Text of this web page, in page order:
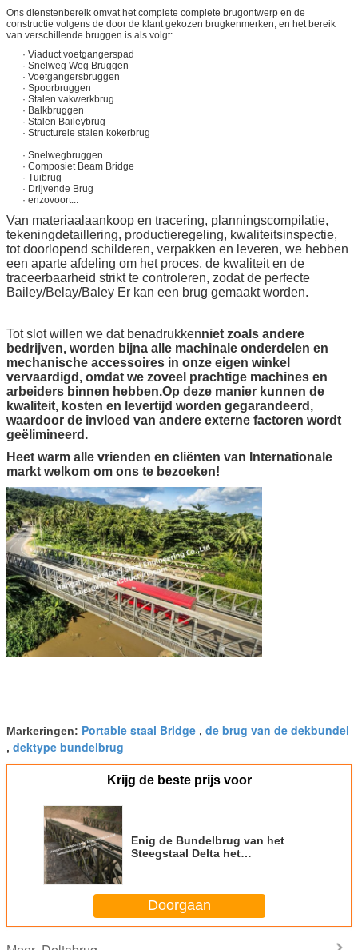
Ons dienstenbereik omvat het complete complete brugontwerp en de
constructie volgens de door de klant gekozen brugkenmerken, en het bereik
van verschillende bruggen is als volgt:
· Viaduct voetgangerspad
· Snelweg Weg Bruggen
· Voetgangersbruggen
· Spoorbruggen
· Stalen vakwerkbrug
· Balkbruggen
· Stalen Baileybrug
· Structurele stalen kokerbrug
· Snelwegbruggen
· Composiet Beam Bridge
· Tuibrug
· Drijvende Brug
· enzovoort...
Van materiaalaankoop en tracering, planningscompilatie,
tekeningdetaillering, productieregeling, kwaliteitsinspectie,
tot doorlopend schilderen, verpakken en leveren, we hebben
een aparte afdeling om het proces, de kwaliteit en de
traceerbaarheid strikt te controleren, zodat de perfecte
Bailey/Belay/Baley Er kan een brug gemaakt worden.
Tot slot willen we dat benadrukkenniet zoals andere
bedrijven, worden bijna alle machinale onderdelen en
mechanische accessoires in onze eigen winkel
vervaardigd, omdat we zoveel prachtige machines en
arbeiders binnen hebben.Op deze manier kunnen de
kwaliteit, kosten en levertijd worden gegarandeerd,
waardoor de invloed van andere externe factoren wordt
geëlimineerd.
Heet warm alle vrienden en cliënten van Internationale
markt welkom om ons te bezoeken!
Markeringen: Portable staal Bridge , de brug van de dekbundel
, dektype bundelbrug
Krijg de beste prijs voor
Enig de Bundelbrug van het
Steegstaal Delta het
Oplossings Volledig Weg
Doorgaan